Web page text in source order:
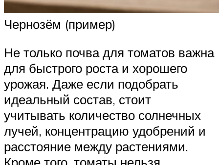
Чернозём (пример)
Не только почва для томатов важна
для быстрого роста и хорошего
урожая. Даже если подобрать
идеальный состав, стоит
учитывать количество солнечных
лучей, концентрацию удобрений и
расстояние между растениями.